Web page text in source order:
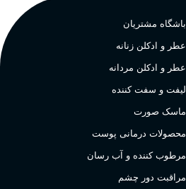
میوه‌ها و مرکبات، وانیل،باشگاه مشتریان
عطر و ادکلن زنانه
عطر و ادکلن مردانه
لیفت و سفت کننده
ماسک صورت
محصولات درمانی پوست
مرطوب کننده و آب رسان
مراقبت دور چشم